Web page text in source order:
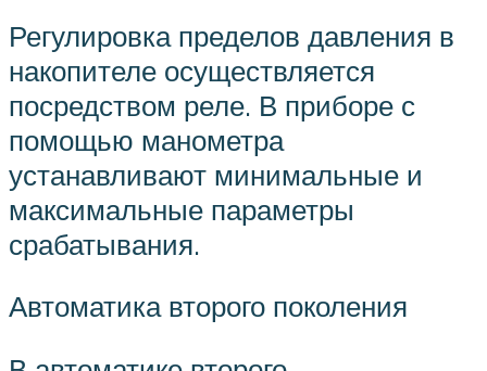
Регулировка пределов давления в
накопителе осуществляется
посредством реле. В приборе с
помощью манометра
устанавливают минимальные и
максимальные параметры
срабатывания.
Автоматика второго поколения